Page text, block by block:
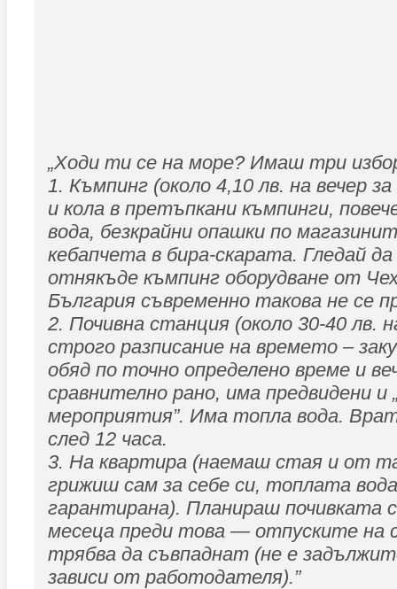
„Ходи ти се на море? Имаш три
1. Къмпинг (около 4,10 лв. на вечер
и кола в претъпкани къмпинги,
вода, безкрайни опашки по
кебапчета в бира-скарата. Гледай
отнякъде къмпинг оборудване от
България съвременно такова не се
2. Почивна станция (около 30-40 лв.
строго разписание на времето –
обяд по точно определено време и
сравнително рано, има предвидени и
мероприятия”. Има топла вода.
след 12 часа.
3. На квартира (наемаш стая и от
грижиш сам за себе си, топлата
гарантирана). Планираш почивката
месеца преди това — отпуските на
трябва да съвпаднат (не е
зависи от работодателя).”